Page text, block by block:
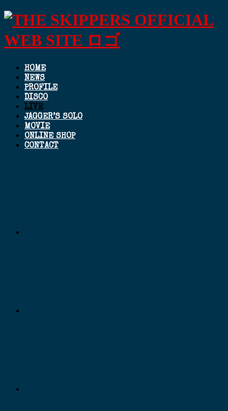
HOME
NEWS
PROFILE
DISCO
LIVE
JAGGER’S SOLO
MOVIE
ONLINE SHOP
CONTACT